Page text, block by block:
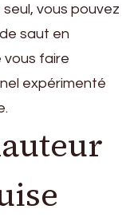
vous pouvez
saut en
vous faire
expérimenté